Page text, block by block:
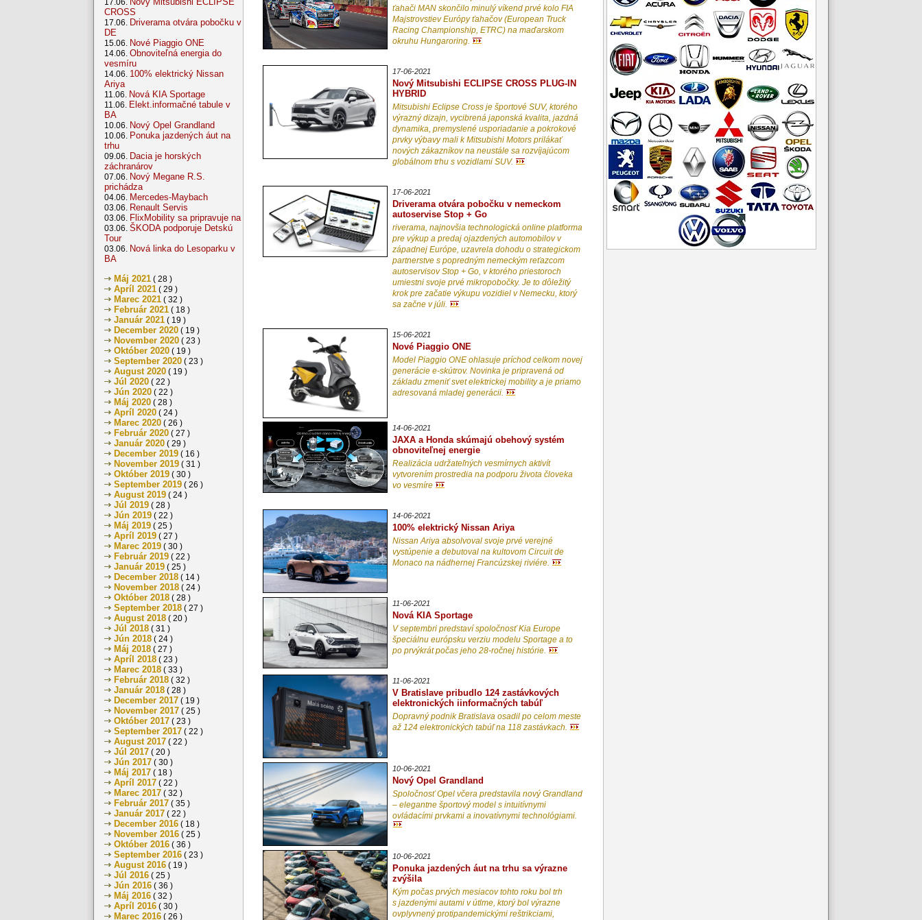
17.06.
CROSS
17.06. Driverama otvára pobočku v
DE
15.06. Nové Piaggio ONE
14.06. Obnoviteľná energia do
vesmíru
14.06. 100% elektrický Nissan
Ariya
11.06. Nová KIA Sportage
11.06. Elekt.informačné tabule v
BA
10.06. Nový Opel Grandland
10.06. Ponuka jazdených áut na
trhu
09.06. Dacia je horských
záchranárov
07.06. Nový Megane R.S.
prichádza
04.06. Mercedes-Maybach
03.06. Renault Servis
03.06. FlixMobility sa pripravuje na
03.06. ŠKODA podporuje Detskú
Tour
03.06. Nová linka do Lesoparku v
BA
Máj 2021 ( 28 )
Apríl 2021 ( 29 )
Marec 2021 ( 32 )
Február 2021 ( 18 )
Január 2021 ( 19 )
December 2020 ( 19 )
November 2020 ( 23 )
Október 2020 ( 19 )
September 2020 ( 23 )
August 2020 ( 19 )
Júl 2020 ( 22 )
Jún 2020 ( 22 )
Máj 2020 ( 28 )
Apríl 2020 ( 24 )
Marec 2020 ( 26 )
Február 2020 ( 27 )
Január 2020 ( 29 )
December 2019 ( 16 )
November 2019 ( 31 )
Október 2019 ( 30 )
September 2019 ( 26 )
August 2019 ( 24 )
Júl 2019 ( 28 )
Jún 2019 ( 22 )
Máj 2019 ( 25 )
Apríl 2019 ( 27 )
Marec 2019 ( 30 )
Február 2019 ( 22 )
Január 2019 ( 25 )
December 2018 ( 14 )
November 2018 ( 24 )
Október 2018 ( 28 )
September 2018 ( 27 )
August 2018 ( 20 )
Júl 2018 ( 31 )
Jún 2018 ( 24 )
Máj 2018 ( 27 )
Apríl 2018 ( 23 )
Marec 2018 ( 33 )
Február 2018 ( 32 )
Január 2018 ( 28 )
December 2017 ( 19 )
November 2017 ( 25 )
Október 2017 ( 23 )
September 2017 ( 22 )
August 2017 ( 22 )
Júl 2017 ( 20 )
Jún 2017 ( 30 )
Máj 2017 ( 18 )
Apríl 2017 ( 22 )
Marec 2017 ( 32 )
Február 2017 ( 35 )
Január 2017 ( 22 )
December 2016 ( 18 )
November 2016 ( 25 )
Október 2016 ( 36 )
September 2016 ( 23 )
August 2016 ( 19 )
Júl 2016 ( 25 )
Jún 2016 ( 36 )
Máj 2016 ( 32 )
Apríl 2016 ( 30 )
Marec 2016 ( 26 )
ťahači MAN skončilo minulý víkend prvé kolo FIA
Majstrovstiev Európy ťahačov (European Truck
Racing Championship, ETRC) na maďarskom
okruhu Hungaroring.
17-06-2021
Nový Mitsubishi ECLIPSE CROSS PLUG-IN
HYBRID
Mitsubishi Eclipse Cross je športové SUV, ktorého
výrazný dizajn, vycibrená japonská kvalita, jazdná
dynamika, premyslené usporiadanie a pokrokové
prvky výbavy mali k Mitsubishi Motors prilákať
nových zákazníkov na neustále sa rozvíjajúcom
globálnom trhu s vozidlami SUV.
17-06-2021
Driverama otvára pobočku v nemeckom
autoservise Stop + Go
riverama, najnovšia technologická online platforma
pre výkup a predaj ojazdených automobilov v
západnej Európe, uzavrela dohodu o strategickom
partnerstve s popredným nemeckým reťazcom
autoservisov Stop + Go, v ktorého priestoroch
umiestni svoje prvé mikropobočky. Je to dôležitý
krok pre začatie výkupu vozidiel v Nemecku, ktorý
sa začne v júli.
15-06-2021
Nové Piaggio ONE
Model Piaggio ONE ohlasuje príchod celkom novej
generácie e-skútrov. Novinka je pripravená od
základu zmeniť svet elektrickej mobility a je priamo
adresovaná mladej generácii.
14-06-2021
JAXA a Honda skúmajú obehový systém
obnoviteľnej energie
Realizácia udržateľných vesmírnych aktivít
vytvorením prostredia na podporu života človeka
vo vesmíre
14-06-2021
100% elektrický Nissan Ariya
Nissan Ariya absolvoval svoje prvé verejné
vystúpenie a debutoval na kultovom Circuit de
Monaco na nádhernej Francúzskej riviére.
11-06-2021
Nová KIA Sportage
V septembri predstaví spoločnosť Kia Europe
špeciálnu európsku verziu modelu Sportage a to
po prvýkrát počas jeho 28-ročnej histórie.
11-06-2021
V Bratislave pribudlo 124 zastávkových
elektronických iinformačných tabúľ
Dopravný podnik Bratislava osadil po celom meste
až 124 elektronických tabúľ na 118 zastávkach.
10-06-2021
Nový Opel Grandland
Spoločnosť Opel včera predstavila nový Grandland
– elegantne športový model s intuitívnymi
ovládacími prvkami a inovatívnymi technológiami.
10-06-2021
Ponuka jazdených áut na trhu sa výrazne
zvýšila
Kým počas prvých mesiacov tohto roku bol trh
s jazdenými autami v útlme, ktorý bol výrazne
ovplyvnený protipandemickými reštrikciami,